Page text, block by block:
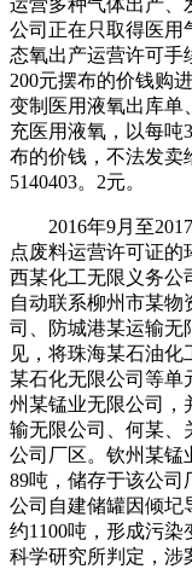
公司正在只取得医用
态氧出产运营许可手
200元摆布的价钱购
变制医用液氧出库单
充医用液氧，以每吨
布的价钱，不法发卖
5140403。2元。
2016年9月至2017
点废料运营许可证
西某化工无限义务公
自动联系柳州市某
司、防城港某运输无
见，将珠海某石油化
某石化无限公司等单
州某锰业无限公司，
输无限公司、何某、
公司厂区。钦州某锰
89吨，储存于该公司
公司自建储罐因倾圮
约1100吨，形成污
科学研究所判定，涉